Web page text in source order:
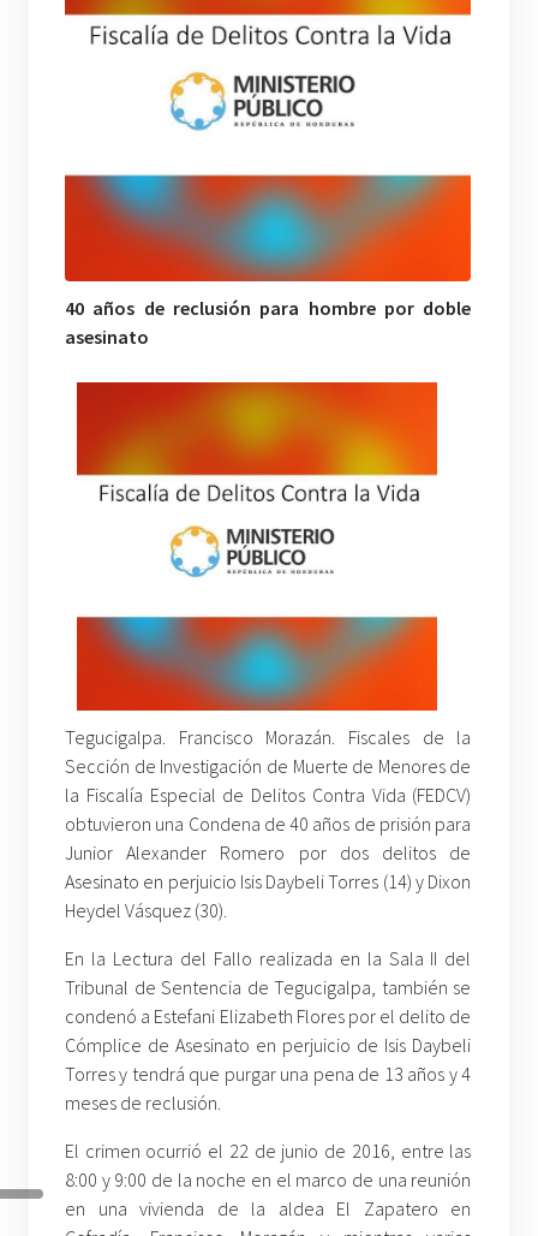
40 años de reclusión para hombre por doble
asesinato
Tegucigalpa. Francisco Morazán. Fiscales de la
Sección de Investigación de Muerte de Menores de
la Fiscalía Especial de Delitos Contra Vida (FEDCV)
obtuvieron una Condena de 40 años de prisión para
Junior Alexander Romero por dos delitos de
Asesinato en perjuicio Isis Daybeli Torres (14) y Dixon
Heydel Vásquez (30).
En la Lectura del Fallo realizada en la Sala II del
Tribunal de Sentencia de Tegucigalpa, también se
condenó a Estefani Elizabeth Flores por el delito de
Cómplice de Asesinato en perjuicio de Isis Daybeli
Torres y tendrá que purgar una pena de 13 años y 4
meses de reclusión.
El crimen ocurrió el 22 de junio de 2016, entre las
8:00 y 9:00 de la noche en el marco de una reunión
en una vivienda de la aldea El Zapatero en